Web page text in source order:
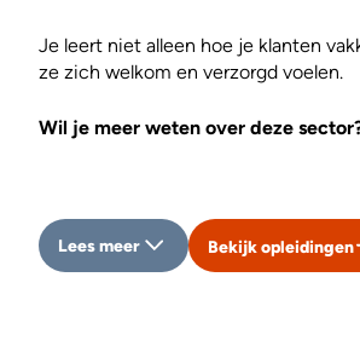
Je leert niet alleen hoe je klanten
ze zich welkom en verzorgd voelen.
Wil je meer weten over deze
Bekijk opleidingen
Lees meer